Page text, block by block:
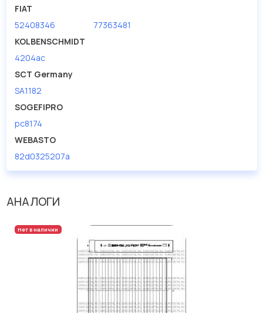
FIAT
52408346
77363481
KOLBENSCHMIDT
4204ac
SCT Germany
SA1182
SOGEFIPRO
pc8174
WEBASTO
82d0325207a
АНАЛОГИ
Нет в наличии